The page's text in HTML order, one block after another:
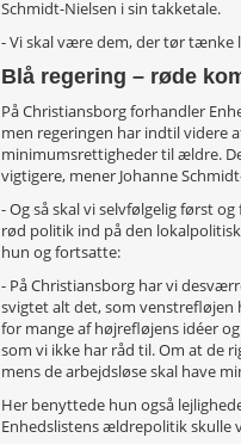
Schmidt-Nielsen i sin takketale.
- Vi skal være dem, der tør
Blå regering – røde
På Christiansborg forhandler
men regeringen har indtil videre
minimumsrettigheder til ældre.
vigtigere, mener Johanne
- Og så skal vi selvfølgelig først
rød politik ind på den
hun og fortsatte:
- På Christiansborg har vi
svigtet alt det, som venstrefløjen
for mange af højrefløjens idéer
som vi ikke har råd til. Om at de
mens de arbejdsløse skal have
Her benyttede hun også
Enhedslistens ældrepolitik skulle